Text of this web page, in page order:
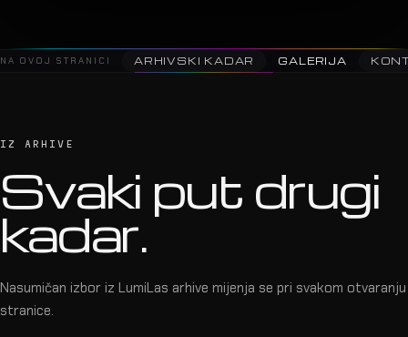
NA OVOJ STRANICI ARHIVSKI KADAR GALERIJA
IZ ARHIVE
Svaki put drugi
kadar.
Nasumičan izbor iz LumiLas arhive mijenja se pri svakom otvaranju
stranice.